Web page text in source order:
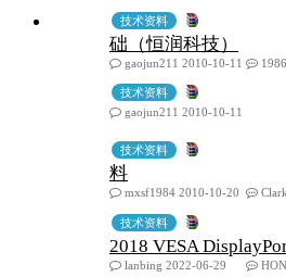
技术资料
础（恒润科技）
gaojun211 2010-10-11
技术资料
gaojun211 2010-10-11
技术资料
料
mxsf1984 2010-10-20
技术资料
2018 VESA
lanbing 2022-06-29